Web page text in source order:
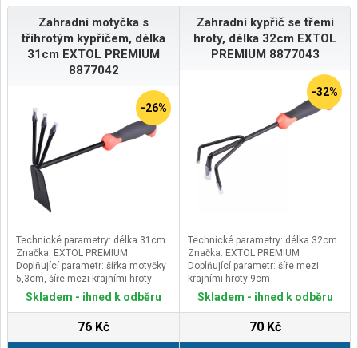
Zahradní motyčka s
tříhrotým kypřičem, délka
31cm EXTOL PREMIUM
8877042
-26%
Technické parametry: délka 31cm
Značka: EXTOL PREMIUM
Doplňující parametr: šířka motyčky
5,3cm, šíře mezi krajními hroty
6,3cm, 2,5mm profil plechu
Skladem - ihned k odběru
76 Kč
Zahradní kypřič se třemi
hroty, délka 32cm EXTOL
PREMIUM 8877043
-32%
Technické parametry: délka 32cm
Značka: EXTOL PREMIUM
Doplňující parametr: šíře mezi
krajními hroty 9cm
Skladem - ihned k odběru
70 Kč